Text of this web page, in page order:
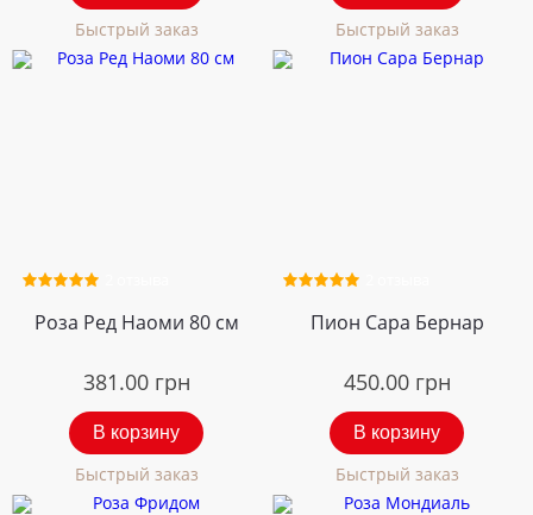
Быстрый заказ Быстрый заказ
Роза Ред Наоми 80 см
381.00 грн
В корзину
Быстрый заказ
Пион Сара Бернар
450.00 грн
В корзину
Быстрый заказ